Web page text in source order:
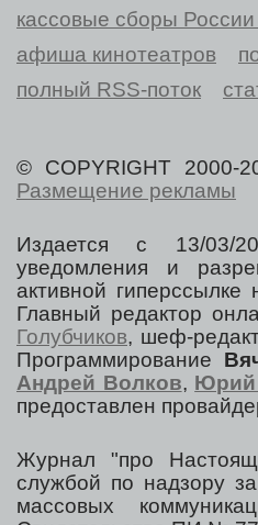
кассовые сборы
афиша кинотеатров
полный RSS-поток
© COPYRIGHT 2000-
Размещение рекламы
Издается с 13/03/
уведомления и
активной гиперссылке
Главный редактор
Голубчиков, шеф-
Программирование
Андрей Волков, Юрий
предоставлен
Журнал "про
службой по надзору
массовых